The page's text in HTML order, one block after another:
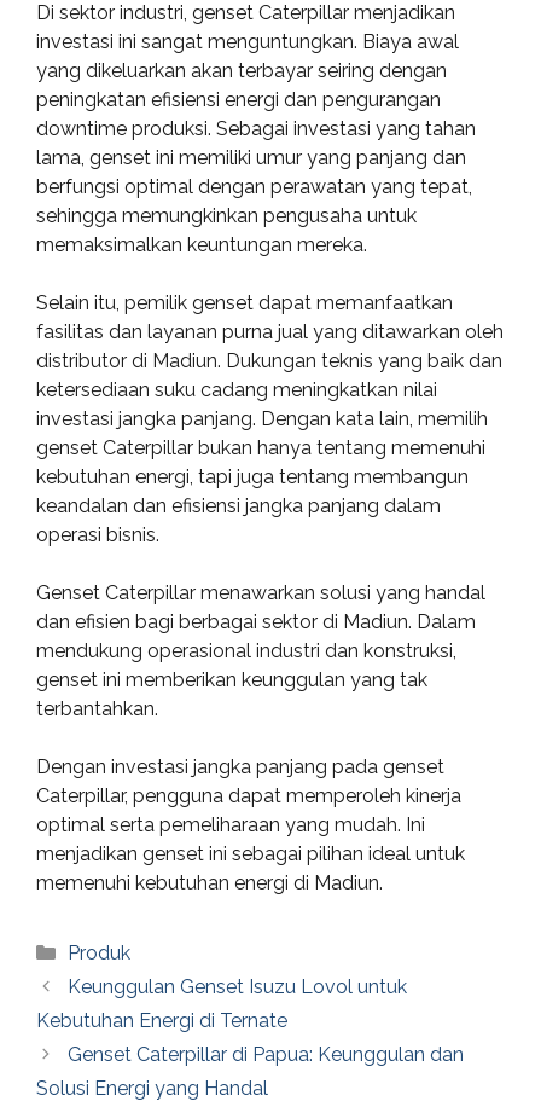
Di sektor industri, genset Caterpillar menjadikan
investasi ini sangat menguntungkan. Biaya awal
yang dikeluarkan akan terbayar seiring dengan
peningkatan efisiensi energi dan pengurangan
downtime produksi. Sebagai investasi yang tahan
lama, genset ini memiliki umur yang panjang dan
berfungsi optimal dengan perawatan yang tepat,
sehingga memungkinkan pengusaha untuk
memaksimalkan keuntungan mereka.
Selain itu, pemilik genset dapat memanfaatkan
fasilitas dan layanan purna jual yang ditawarkan oleh
distributor di Madiun. Dukungan teknis yang baik dan
ketersediaan suku cadang meningkatkan nilai
investasi jangka panjang. Dengan kata lain, memilih
genset Caterpillar bukan hanya tentang memenuhi
kebutuhan energi, tapi juga tentang membangun
keandalan dan efisiensi jangka panjang dalam
operasi bisnis.
Genset Caterpillar menawarkan solusi yang handal
dan efisien bagi berbagai sektor di Madiun. Dalam
mendukung operasional industri dan konstruksi,
genset ini memberikan keunggulan yang tak
terbantahkan.
Dengan investasi jangka panjang pada genset
Caterpillar, pengguna dapat memperoleh kinerja
optimal serta pemeliharaan yang mudah. Ini
menjadikan genset ini sebagai pilihan ideal untuk
memenuhi kebutuhan energi di Madiun.
Categories
Produk
Keunggulan Genset Isuzu Lovol untuk
Kebutuhan Energi di Ternate
Genset Caterpillar di Papua: Keunggulan dan
Solusi Energi yang Handal